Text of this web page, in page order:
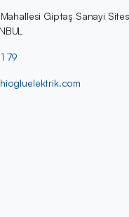
Giptaş Sanayi
79